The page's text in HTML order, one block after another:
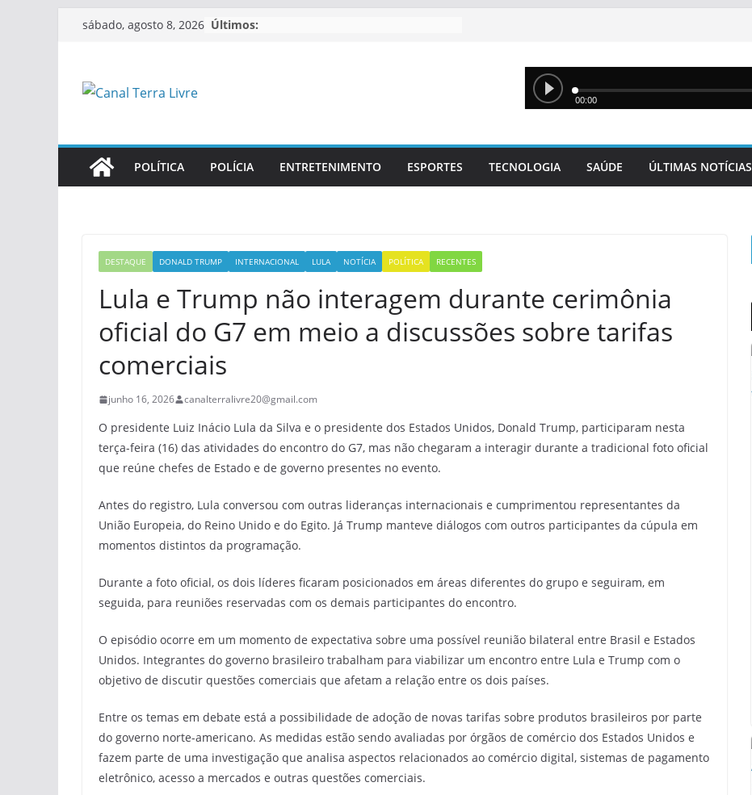
sábado, agosto 8, 2026 Últimos:
POLÍTICA POLÍCIA ENTRETENIMENTO ESPORTES TECNOLOGIA SAÚDE ÚLTIMAS NOTÍCIAS
DESTAQUE DONALD TRUMP INTERNACIONAL LULA NOTÍCIA POLÍTICA RECENTES
Lula e Trump não interagem durante cerimônia
oficial do G7 em meio a discussões sobre tarifas
comerciais
junho 16, 2026 canalterralivre20@gmail.com
O presidente Luiz Inácio Lula da Silva e o presidente dos Estados Unidos, Donald Trump, participaram nesta
terça-feira (16) das atividades do encontro do G7, mas não chegaram a interagir durante a tradicional foto oficial
que reúne chefes de Estado e de governo presentes no evento.
Antes do registro, Lula conversou com outras lideranças internacionais e cumprimentou representantes da
União Europeia, do Reino Unido e do Egito. Já Trump manteve diálogos com outros participantes da cúpula em
momentos distintos da programação.
Durante a foto oficial, os dois líderes ficaram posicionados em áreas diferentes do grupo e seguiram, em
seguida, para reuniões reservadas com os demais participantes do encontro.
O episódio ocorre em um momento de expectativa sobre uma possível reunião bilateral entre Brasil e Estados
Unidos. Integrantes do governo brasileiro trabalham para viabilizar um encontro entre Lula e Trump com o
objetivo de discutir questões comerciais que afetam a relação entre os dois países.
Entre os temas em debate está a possibilidade de adoção de novas tarifas sobre produtos brasileiros por parte
do governo norte-americano. As medidas estão sendo avaliadas por órgãos de comércio dos Estados Unidos e
fazem parte de uma investigação que analisa aspectos relacionados ao comércio digital, sistemas de pagamento
eletrônico, acesso a mercados e outras questões comerciais.